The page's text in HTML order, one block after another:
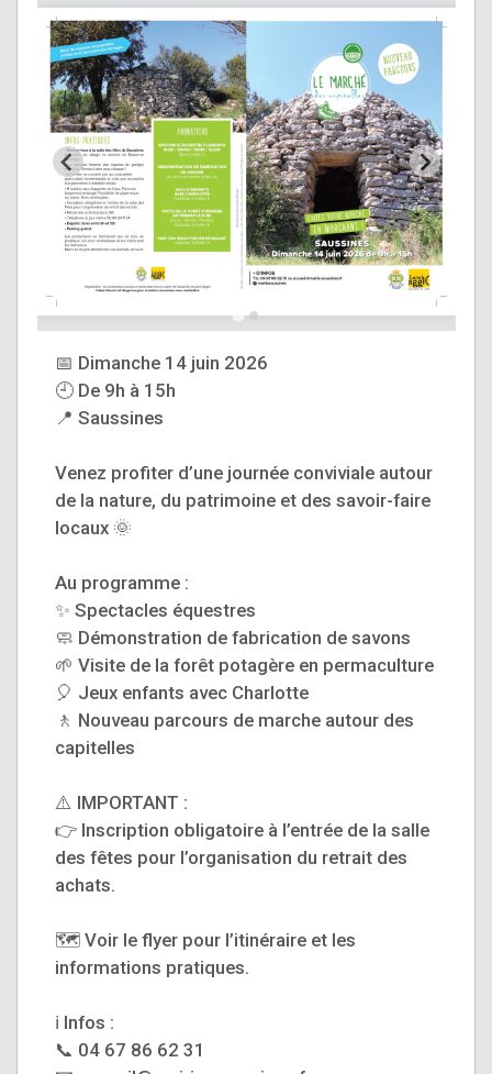
📅 Dimanche 14 juin 2026
🕘 De 9h à 15h
📍 Saussines
Venez profiter d’une journée conviviale autour
de la nature, du patrimoine et des savoir-faire
locaux 🌞
Au programme :
✨ Spectacles équestres
🧼 Démonstration de fabrication de savons
🌱 Visite de la forêt potagère en permaculture
🎈 Jeux enfants avec Charlotte
🚶 Nouveau parcours de marche autour des
capitelles
⚠️ IMPORTANT :
👉 Inscription obligatoire à l’entrée de la salle
des fêtes pour l’organisation du retrait des
achats.
🗺️ Voir le flyer pour l’itinéraire et les
informations pratiques.
ℹ️ Infos :
📞 04 67 86 62 31